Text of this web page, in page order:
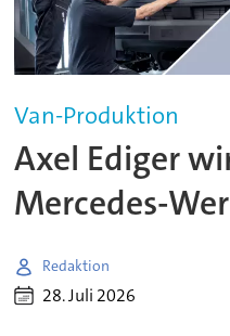
Van-Produktion
Axel Ediger
Mercedes-
Redaktion
28. Juli 2026